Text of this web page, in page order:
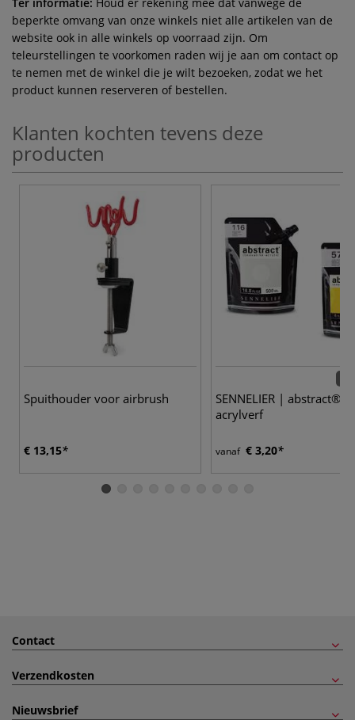
beperkte omvang van onze winkels niet alle artikelen van de
website ook in alle winkels op voorraad zijn. Om
teleurstellingen te voorkomen raden wij je aan om contact op
te nemen met de winkel die je wilt bezoeken, zodat we het
product kunnen reserveren of bestellen.
Klanten kochten tevens deze
producten
Spuithouder voor airbrush
€ 13,15
SENNELIER | abstract®
acrylverf
vanaf € 3,20
Contact
Verzendkosten
Nieuwsbrief